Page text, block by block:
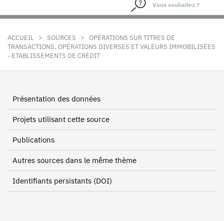
ACCUEIL > SOURCES > OPÉRATIONS SUR TITRES DE
TRANSACTIONS, OPÉRATIONS DIVERSES ET VALEURS IMMOBILISÉES
- ETABLISSEMENTS DE CRÉDIT
Présentation des données
Projets utilisant cette source
Publications
Autres sources dans le même thème
Identifiants persistants (DOI)